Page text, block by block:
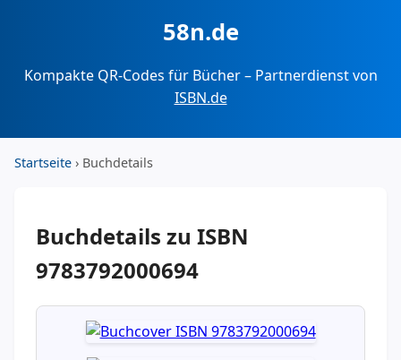
58n.de
Kompakte QR-Codes für Bücher – Partnerdienst von
ISBN.de
Startseite › Buchdetails
Buchdetails zu ISBN
9783792000694